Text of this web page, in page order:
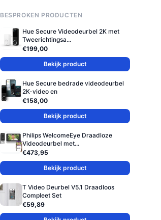
BESPROKEN PRODUCTEN
Hue Secure Videodeurbel 2K met
Tweerichtingsa...
€199,00
Bekijk product
Hue Secure bedrade videodeurbel
2K-video en
€158,00
Bekijk product
Philips WelcomeEye Draadloze
Videodeurbel met...
€473,95
Bekijk product
T Video Deurbel V5.1 Draadloos
Compleet Set
€59,89